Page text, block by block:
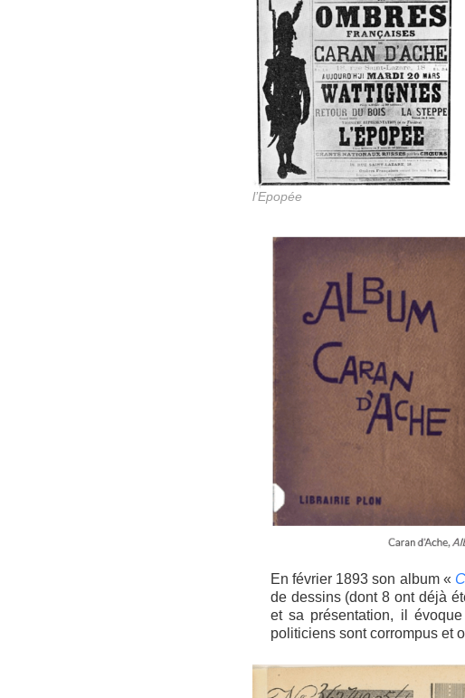
l’Epopée
En février 1893 son album «
de dessins (dont 8 ont déjà
et sa présentation, il
politiciens sont corrompus et